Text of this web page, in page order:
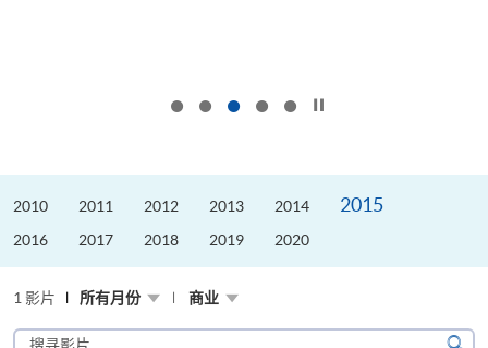
2010 2011 2012 2013 2014 2015
2016 2017 2018 2019 2020
1 影片 所有月份 商业
搜